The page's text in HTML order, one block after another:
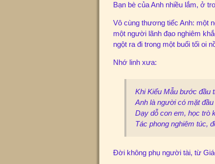
Bạn bè của Anh nhiều lắm, ở
Vô cùng thương tiếc Anh: một
một người lãnh đạo nghiêm
ngột ra đi trong một buổi tối oi
Nhớ linh xưa:
Khi Kiểu Mẫu bước đầu
Anh là người có mặt đầu
Dạy dỗ con em, học trò
Tác phong nghiêm túc,
Đời không phụ người tài, từ